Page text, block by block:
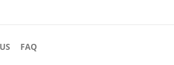
FAQ